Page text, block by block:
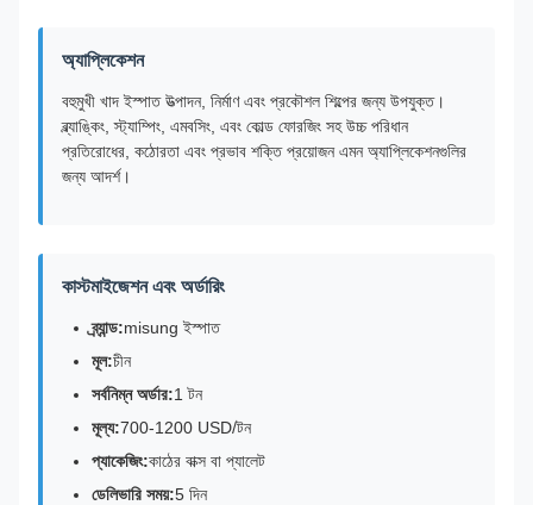
অ্যাপ্লিকেশন
বহুমুখী খাদ ইস্পাত উত্পাদন, নির্মাণ এবং প্রকৌশল শিল্পের জন্য উপযুক্ত।
ব্ল্যাঙ্কিং, স্ট্যাম্পিং, এমবসিং, এবং কোল্ড ফোরজিং সহ উচ্চ পরিধান
প্রতিরোধের, কঠোরতা এবং প্রভাব শক্তি প্রয়োজন এমন অ্যাপ্লিকেশনগুলির
জন্য আদর্শ।
কাস্টমাইজেশন এবং অর্ডারিং
ব্র্যান্ড:misung ইস্পাত
মূল:চীন
সর্বনিম্ন অর্ডার:1 টন
মূল্য:700-1200 USD/টন
প্যাকেজিং:কাঠের বাক্স বা প্যালেট
ডেলিভারি সময়:5 দিন